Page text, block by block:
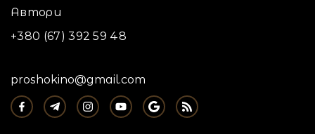
Автори
+380 (67) 392 59 48
proshokino@gmail.com